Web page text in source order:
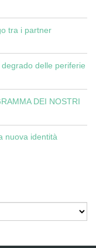
tra i partner
degrado delle periferie
DEI NOSTRI
nuova identità